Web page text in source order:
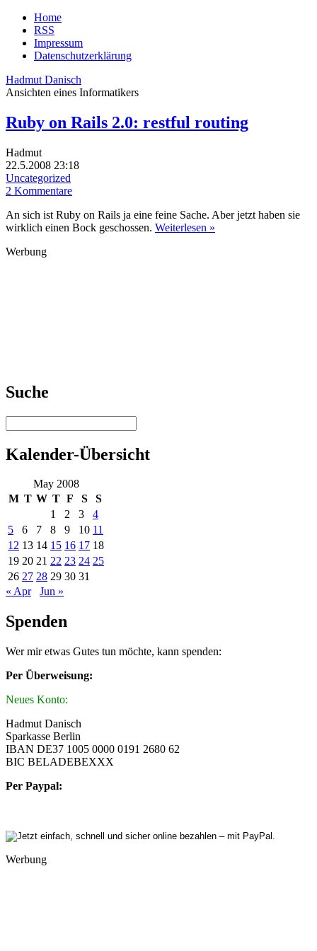
Home
RSS
Impressum
Datenschutzerklärung
Hadmut Danisch
Ansichten eines Informatikers
Ruby on Rails 2.0: restful routing
Hadmut
22.5.2008 23:18
Uncategorized
2 Kommentare
An sich ist Ruby on Rails ja eine feine Sache. Aber jetzt haben sie
wirklich einen Bock geschossen. Weiterlesen »
Werbung
Suche
Kalender-Übersicht
May 2008
M T W T F S
S
1
2 3
4
5
6 7 8 9 10 11
12 13 14 15 16 17 18
19 20 21 22 23 24 25
26 27 28 29 30 31
« Apr
Jun »
Spenden
Wer mir etwas Gutes tun möchte, kann spenden:
Per Überweisung:
Neues Konto:
Hadmut Danisch
Sparkasse Berlin
IBAN DE37 1005 0000 0191 2680 62
BIC BELADEBEXXX
Per Paypal:
Werbung